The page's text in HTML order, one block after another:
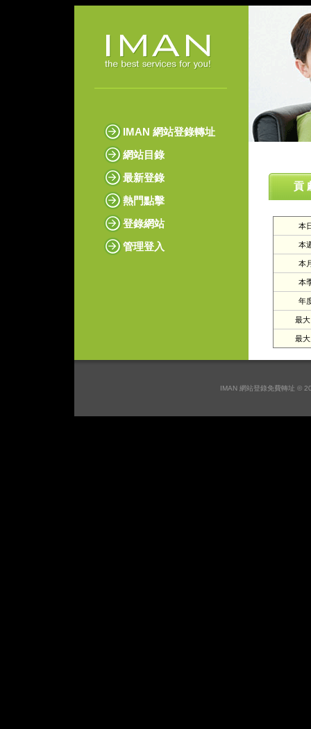
IMAN 網站登錄轉址
網站目錄
最新登錄
熱門點擊
登錄網站
管理登入
貢
本
本
本
本
年
最
最
IMAN 網站登錄免費轉址 ©